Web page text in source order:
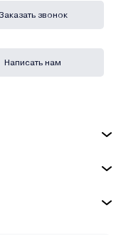
Заказать звонок
Написать нам